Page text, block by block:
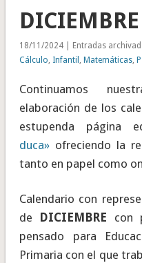
18/11/2024 | Entradas
Cálculo, Infantil , Matemáticas,
Continuamos
elaboración de los
estupenda página
duca»ofreciendo la
tanto en papel como
Calendario con
de
DICIEMBRE con
pensado para
Primaria con el que